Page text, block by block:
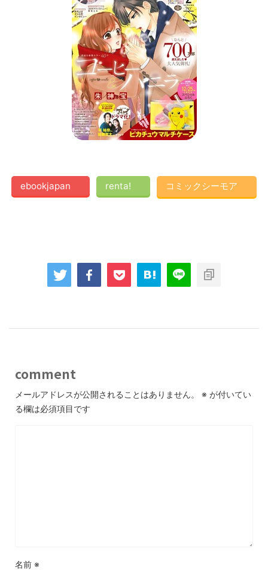
ebookjapan renta! コミックシーモア
comment
メールアドレスが公開されることはありません。 ※ が付いてい
る欄は必須項目です
名前 ※